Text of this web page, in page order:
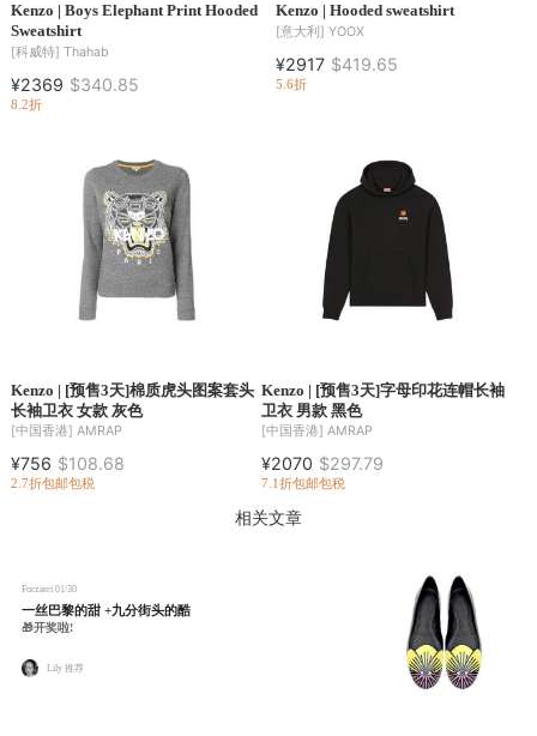
Kenzo | Boys Elephant Print Hooded
Sweatshirt
[科威特] Thahab
¥2369 $340.85
8.2折
Kenzo | Hooded sweatshirt
[意大利] YOOX
¥2917 $419.65
5.6折
Kenzo | [预售3天]棉质虎头图案套头
长袖卫衣 女款 灰色
[中国香港] AMRAP
¥756 $108.68
2.7折包邮包税
Kenzo | [预售3天]字母印花连帽长袖
卫衣 男款 黑色
[中国香港]AMRAP
¥2070 $297.79
7.1折包邮包税
相关文章
Forzieri 01/30
一丝巴黎的甜 +九分街头的酷
🎁开奖啦!
Lily 推荐